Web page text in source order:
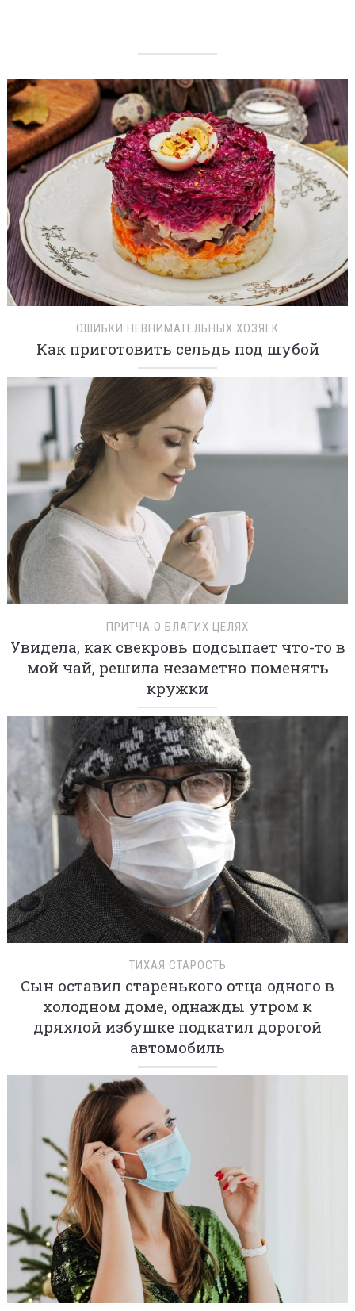
ОШИБКИ НЕВНИМАТЕЛЬНЫХ ХОЗЯЕК
Как приготовить сельдь под шубой
ПРИТЧА О БЛАГИХ ЦЕЛЯХ
Увидела, как свекровь подсыпает что-то в
мой чай, решила незаметно поменять
кружки
ТИХАЯ СТАРОСТЬ
Сын оставил старенького отца одного в
холодном доме, однажды утром к
дряхлой избушке подкатил дорогой
автомобиль